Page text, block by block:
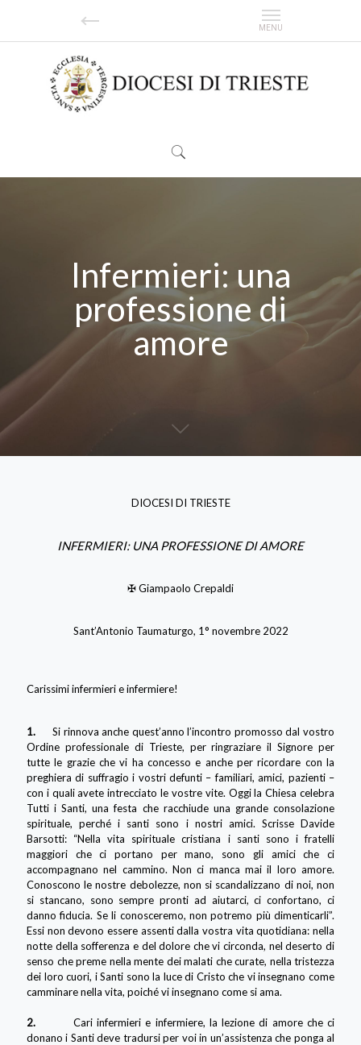
Infermieri: una
professione di
amore
DIOCESI DI TRIESTE
INFERMIERI: UNA PROFESSIONE DI AMORE
✠ Giampaolo Crepaldi
Sant’Antonio Taumaturgo, 1° novembre 2022
Carissimi infermieri e infermiere!
1. Si rinnova anche quest’anno l’incontro promosso dal vostro
Ordine professionale di Trieste, per ringraziare il Signore per
tutte le grazie che vi ha concesso e anche per ricordare con la
preghiera di suffragio i vostri defunti – familiari, amici, pazienti –
con i quali avete intrecciato le vostre vite. Oggi la Chiesa celebra
Tutti i Santi, una festa che racchiude una grande consolazione
spirituale, perché i santi sono i nostri amici. Scrisse Davide
Barsotti: “Nella vita spirituale cristiana i santi sono i fratelli
maggiori che ci portano per mano, sono gli amici che ci
accompagnano nel cammino. Non ci manca mai il loro amore.
Conoscono le nostre debolezze, non si scandalizzano di noi, non
si stancano, sono sempre pronti ad aiutarci, ci confortano, ci
danno fiducia. Se li conosceremo, non potremo più dimenticarli”.
Essi non devono essere assenti dalla vostra vita quotidiana: nella
notte della sofferenza e del dolore che vi circonda, nel deserto di
senso che preme nella mente dei malati che curate, nella tristezza
dei loro cuori, i Santi sono la luce di Cristo che vi insegnano come
camminare nella vita, poiché vi insegnano come si ama.
2. Cari infermieri e infermiere, la lezione di amore che ci
donano i Santi deve tradursi per voi in un’assistenza che ponga al